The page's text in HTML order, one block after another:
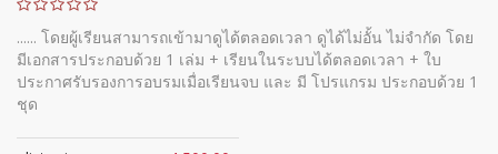
...... โดยผู้เรียนสามารถเข้ามาดูได้ตลอดเวลา ดูได้ไม่อั้น ไม่จำกัด โดย
มีเอกสารประกอบด้วย 1 เล่ม + เรียนในระบบได้ตลอดเวลา + ใบ
ประกาศรับรองการอบรมเมื่อเรียนจบ และ มี โปรแกรม ประกอบด้วย 1
ชุด